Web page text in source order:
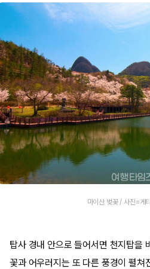
마이산 벚꽃 / 사진=게
탑사 경내 안으로 들어서면 천지탑을
꽃과 어우러지는 또 다른 풍경이 펼쳐